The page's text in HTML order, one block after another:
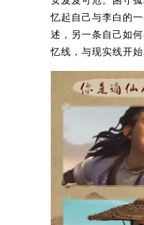
忆起自己与李白的
述，另一条自己如
忆线，与现实线开始